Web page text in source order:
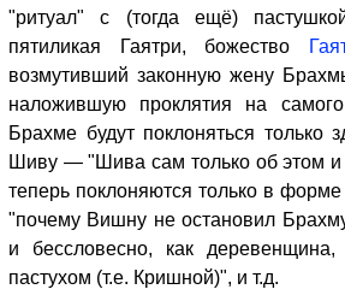
"ритуал" с (тогда ещё)
пятиликая Гаятри, божество
возмутивший законную жену
наложившую проклятия на
Брахме будут поклоняться только
Шиву — "Шива сам только об этом и
теперь поклоняются только в
"почему Вишну не остановил
и бессловесно, как
пастухом (т.е. Кришной)", и т.д.